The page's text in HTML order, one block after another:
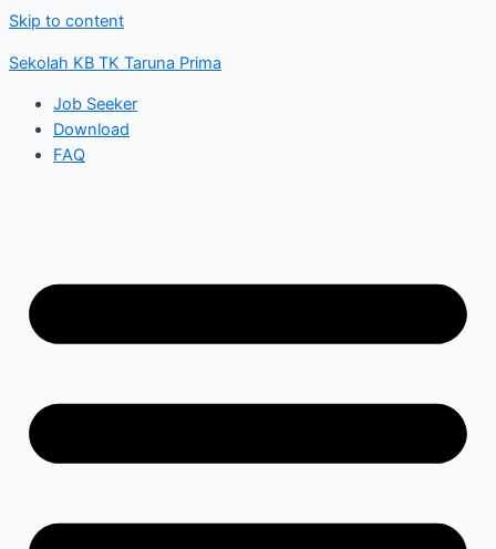
Skip to content
Sekolah KB TK Taruna Prima
Job Seeker
Download
FAQ